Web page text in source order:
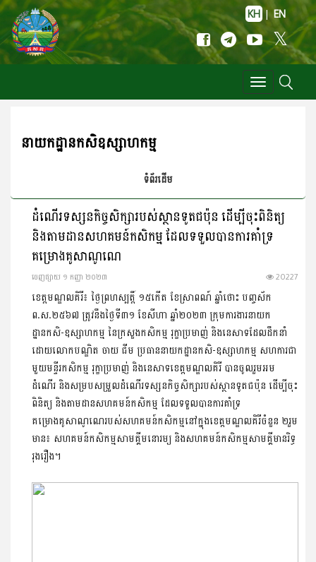
KH | EN
Toggle
navigation
នាយកដ្ឋានកសិឧស្សាហកម្ម
ទំព័រដើម
ដំណើរទស្សនកិច្ចសិក្សារបស់ស្ថានទូតជប៉ុន ដើម្បីចុះពិនិត្យ
និងតាមដានសហគមន៍កសិកម្ម ដែលទទួលបានការគាំទ្រ
គម្រោងគូសាណូណេ
ចេញ​ផ្សាយ​ ១ កញ្ញា ២០២៣ 20227
ខេត្តមណ្ឌលគិរី៖ ថ្ងៃព្រហស្បត្តិ៍ ១៥កើត ខែស្រាពណ៍ ឆ្នាំថោះ បញ្ចស័ក
ព.ស.២៥៦៧ ត្រូវនឹងថ្ងៃទី៣១ ខែសីហា ឆ្នាំ២០២៣ ក្រុមការងារនាយក
ដ្ឋានកសិ-ឧស្សាហកម្ម នៃក្រសួងកសិកម្ម រុក្ខាប្រមាញ់ និងនេសាទដែលដឹកនាំ
ដោយលោកបណ្ឌិត ចាយ ជីម ប្រធាននាយកដ្ឋានកសិ-ឧស្សាហកម្ម សហការជា
មួយមន្ទីរកសិកម្ម រុក្ខាប្រមាញ់ និងនេសាទខេត្តមណ្ឌលគិរី បានចូលរួមអម
ដំណើរ និងសម្របសម្រួលដំណើរទស្សនកិច្ចសិក្សារបស់ស្ថានទូតជប៉ុន ដើម្បីចុះ
ពិនិត្យ និងតាមដានសហគមន៍កសិកម្ម ដែលទទួលបានការគាំទ្រ
គម្រោងគូសាណូណេរបស់សហគមន៍កសិកម្មនៅក្នុងខេត្តមណ្ឌលគិរីចំនួន ២រួម
មាន៖ សហគមន៍កសិកម្មសាមគ្គីមនោរម្យ និងសហគមន៍កសិកម្មសាមគ្គីមានរិទ្ធ
រុងរឿង។